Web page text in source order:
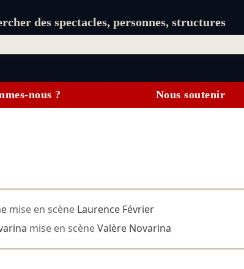
des spectacles, personnes, structures
nous ? Nous soutenir
mise en scène Laurence Février
mise en scèneValère Novarina